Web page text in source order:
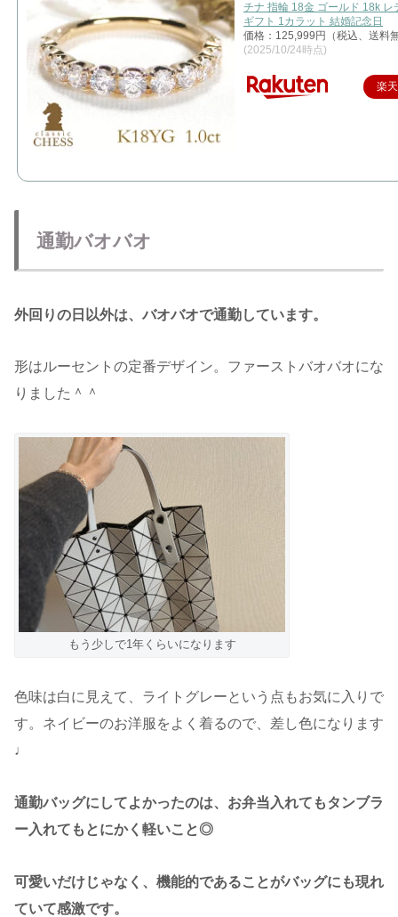
チナ 指輪 18金 ゴールド 18k レ
ギフト 1カラット 結婚記念日
価格：125,999円（税込、送料
(2025/10/24時点)
楽
通勤バオバオ
外回りの日以外は、バオバオで通勤しています。
形はルーセントの定番デザイン。ファーストバオバオにな
りました＾＾
もう少しで1年くらいになります
色味は白に見えて、ライトグレーという点もお気に入りで
す。ネイビーのお洋服をよく着るので、差し色になります
♩
通勤バッグにしてよかったのは、お弁当入れてもタンブラ
ー入れてもとにかく軽いこと◎
可愛いだけじゃなく、機能的であることがバッグにも現れ
ていて感激です。